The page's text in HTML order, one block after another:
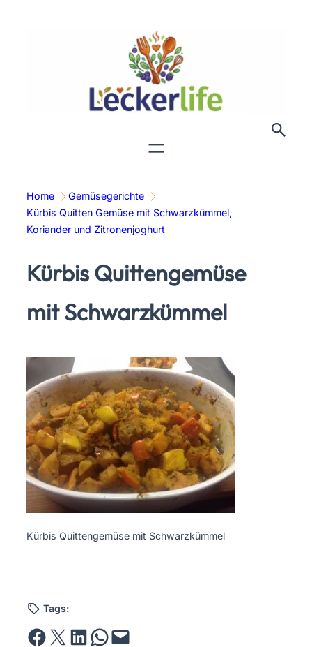
Home
Gemüsegerichte
Kürbis Quitten Gemüse mit Schwarzkümmel,
Koriander und Zitronenjoghurt
Kürbis Quittengemüse
mit Schwarzkümmel
Kürbis Quittengemüse mit Schwarzkümmel
Tags:
Share on Facebook Email this Page Share on LinkedIn Share on WhatsApp Email this Page